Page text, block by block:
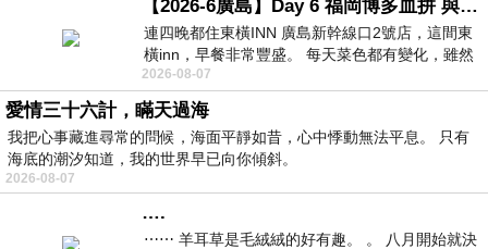
【2026-6廣島】Day 6 福岡博多血拼 與機場接送少年司機深夜對談
連四晚都住東橫INN 廣島新幹線口2號店，這間東
橫inn，早餐非常豐盛。 每天菜色都有變化，雖然
看到工作人員拿出料理包加熱，但
2026-08-07
愛情三十六計，瞞天過海
我把心事藏進尋常的問候，海面平靜如昔，心中悸動無法平息。 只有
海底的潮汐知道，我的世界早已向你傾斜。
2026-08-07
….
⋯⋯ 羊耳草是毛絨絨的好有趣。 。 八月開始就決